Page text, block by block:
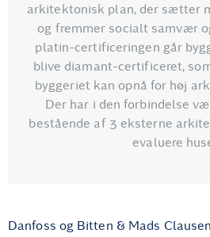
arkitektonisk plan, der sætter
og fremmer socialt samvær
platin-certificeringen går
blive diamant-certificeret,
byggeriet kan opnå for høj
Der har i den forbindelse
bestående af 3 eksterne
evaluere
Danfoss og Bitten & Mads